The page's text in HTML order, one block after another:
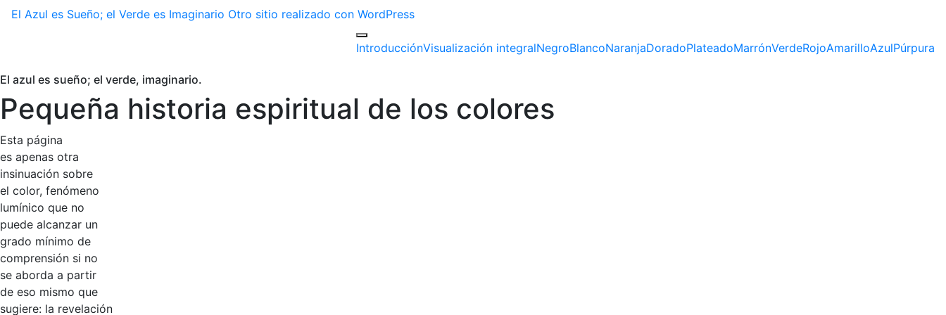
El Azul es Sueño; el Verde es Imaginario Otro sitio realizado con WordPress
IntroducciónVisualización integralNegroBlancoNaranjaDoradoPlateadoMarrónVerdeRojoAmarilloAzulPúrpura
El azul es sueño; el verde, imaginario.
Pequeña historia espiritual de los colores
Esta página
es apenas otra
insinuación sobre
el color, fenómeno
lumínico que no
puede alcanzar un
grado mínimo de
comprensión si no
se aborda a partir
de eso mismo que
sugiere: la revelación